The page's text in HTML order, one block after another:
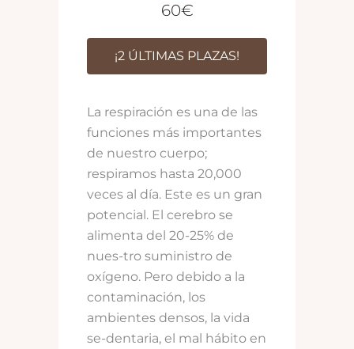
60€
¡2 ÚLTIMAS PLAZAS!
La respiración es una de las
funciones más importantes
de nuestro cuerpo;
respiramos hasta 20,000
veces al día. Este es un gran
potencial. El cerebro se
alimenta del 20-25% de
nues-tro suministro de
oxígeno. Pero debido a la
contaminación, los
ambientes densos, la vida
se-dentaria, el mal hábito en